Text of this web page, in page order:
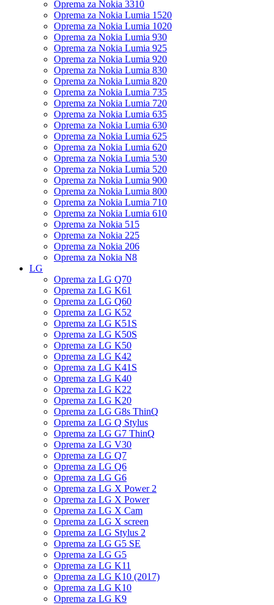
Oprema za Nokia 3310
Oprema za Nokia Lumia 1520
Oprema za Nokia Lumia 1020
Oprema za Nokia Lumia 930
Oprema za Nokia Lumia 925
Oprema za Nokia Lumia 920
Oprema za Nokia Lumia 830
Oprema za Nokia Lumia 820
Oprema za Nokia Lumia 735
Oprema za Nokia Lumia 720
Oprema za Nokia Lumia 635
Oprema za Nokia Lumia 630
Oprema za Nokia Lumia 625
Oprema za Nokia Lumia 620
Oprema za Nokia Lumia 530
Oprema za Nokia Lumia 520
Oprema za Nokia Lumia 900
Oprema za Nokia Lumia 800
Oprema za Nokia Lumia 710
Oprema za Nokia Lumia 610
Oprema za Nokia 515
Oprema za Nokia 225
Oprema za Nokia 206
Oprema za Nokia N8
LG
Oprema za LG Q70
Oprema za LG K61
Oprema za LG Q60
Oprema za LG K52
Oprema za LG K51S
Oprema za LG K50S
Oprema za LG K50
Oprema za LG K42
Oprema za LG K41S
Oprema za LG K40
Oprema za LG K22
Oprema za LG K20
Oprema za LG G8s ThinQ
Oprema za LG Q Stylus
Oprema za LG G7 ThinQ
Oprema za LG V30
Oprema za LG Q7
Oprema za LG Q6
Oprema za LG G6
Oprema za LG X Power 2
Oprema za LG X Power
Oprema za LG X Cam
Oprema za LG X screen
Oprema za LG Stylus 2
Oprema za LG G5 SE
Oprema za LG G5
Oprema za LG K11
Oprema za LG K10 (2017)
Oprema za LG K10
Oprema za LG K9